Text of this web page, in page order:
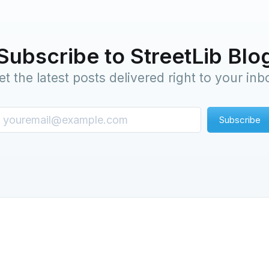
to StreetLib
the latest posts delivered right to your
Subscribe